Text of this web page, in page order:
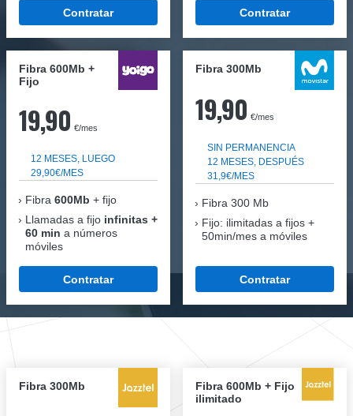
Contratar Contratar
Fibra 600Mb +
Fijo
19,90 €/mes
12 MESES, LUEGO
29,90€/MES
Fibra 600Mb + fijo
Llamadas a fijo infinitas +
60 min a números
móviles
Contratar
Fibra 300Mb
19,90 €/mes
SIN PERMANENCIA
12 MESES, DESPUÉS
31,9€/MES
Fibra 300 Mb
Fijo: ilimitadas a fijos +
50min/mes a móviles
Contratar
Fibra 300Mb
Fibra 600Mb + Fijo
ilimitado